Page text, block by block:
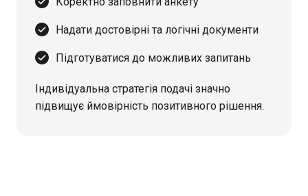
Надати достовірні та логічні документи
Підготуватися до можливих запитань
Індивідуальна стратегія подачі значно
підвищує ймовірність позитивного рішення.